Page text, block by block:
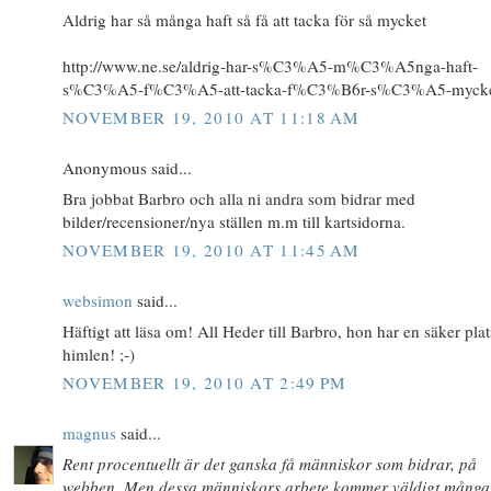
Aldrig har så många haft så få att tacka för så mycket
http://www.ne.se/aldrig-har-s%C3%A5-m%C3%A5nga-haft-
s%C3%A5-f%C3%A5-att-tacka-f%C3%B6r-s%C3%A5-
NOVEMBER 19, 2010 AT 11:18 AM
Anonymous said...
Bra jobbat Barbro och alla ni andra som bidrar med
bilder/recensioner/nya ställen m.m till kartsidorna.
NOVEMBER 19, 2010 AT 11:45 AM
websimon said...
Häftigt att läsa om! All Heder till Barbro, hon har en säker
himlen! ;-)
NOVEMBER 19, 2010 AT 2:49 PM
magnus said...
Rent procentuellt är det ganska få människor som bidrar, på
webben. Men dessa människors arbete kommer väldigt många